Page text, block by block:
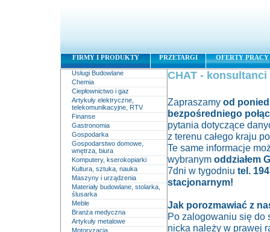
FIRMY I PRODUKTY PRZETARGI OFERTY PRACY
Usługi Budowlane
Chemia
Ciepłownictwo i gaz
Artykuły elektryczne,
telekomunikacyjne, RTV
Finanse
Gastronomia
Gospodarka
Gospodarstwo domowe,
wnętrza, biura
Komputery, kserokopiarki
Kultura, sztuka, nauka
Maszyny i urządzenia
Materiały budowlane, stolarka,
ślusarka
Meble
Branża medyczna
Artykuły metalowe
Motoryzacja
CHAT -
Zapraszamy od
bezpośredniego
pytania dotyczące
z terenu całego kraju
Te same informacje
wybranym oddziałem
7dni w tygodniu tel.
stacjonarnym!
Jak porozmawiać z
Po zalogowaniu się do
nicka należy w prawej